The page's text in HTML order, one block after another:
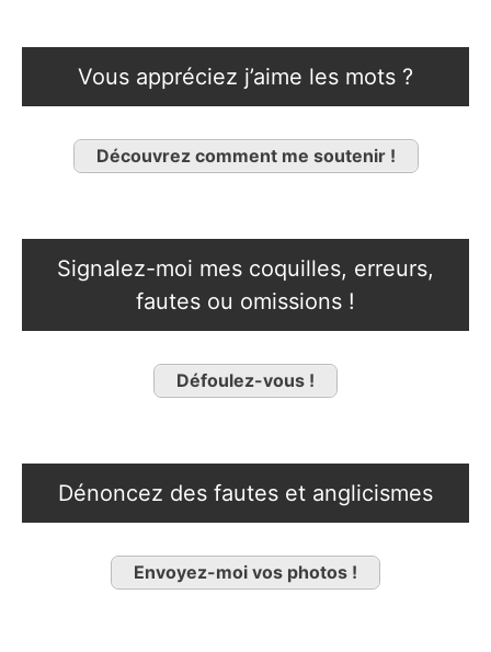
Vous appréciez j’aime les mots ?
Découvrez comment me soutenir !
Signalez-moi mes coquilles, erreurs,
fautes ou omissions !
Défoulez-vous !
Dénoncez des fautes et anglicismes
Envoyez-moi vos photos !